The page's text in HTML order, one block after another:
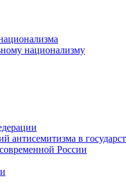
национализму
антисемитизма в
России